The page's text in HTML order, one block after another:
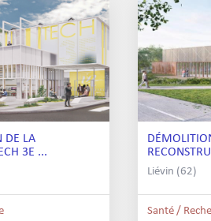
DE LA
3E ...
Liévin (62)
Santé /